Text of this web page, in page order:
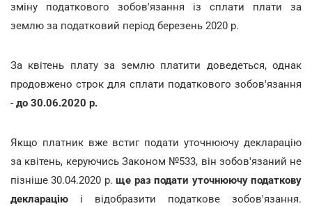
зміну податкового зобов'язання із сплати плати за
землю за податковий період березень 2020 р.
За квітень плату за землю платити доведеться, однак
продовжено строк для сплати податкового зобов'язання
- до 30.06.2020 р.
Якщо платник вже встиг подати уточнюючу декларацію
за квітень, керуючись Законом №533, він зобов'язаний не
пізніше 30.04.2020 р.ще раз подати уточнюючу податкову
декларацію і відобразити податкове зобов'язання.